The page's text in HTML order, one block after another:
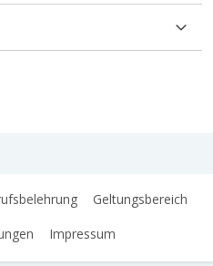
Geltungsbereich
Impressum